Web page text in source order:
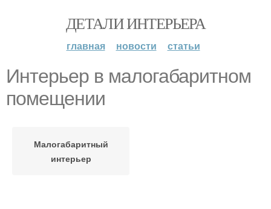
ДЕТАЛИ ИНТЕРЬЕРА
главная новости статьи
Интерьер в малогабаритном
помещении
Малогабаритный
интерьер